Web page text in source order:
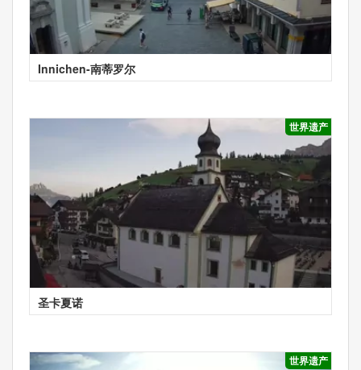
Innichen-南蒂罗尔
世界遗产
圣卡夏诺
世界遗产